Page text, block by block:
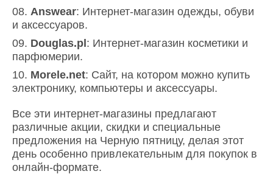
Answear: Интернет-магазин одежды, обуви
и аксессуаров.
Douglas.pl: Интернет-магазин косметики и
парфюмерии.
Morele.net: Сайт, на котором можно купить
электронику, компьютеры и аксессуары.
Все эти интернет-магазины предлагают
различные акции, скидки и специальные
предложения на Черную пятницу, делая этот
день особенно привлекательным для покупок в
онлайн-формате.